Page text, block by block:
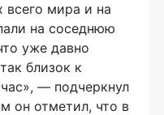
всего мира и на
на соседнюю
уже давно
близок к
— подчеркнул
он отметил, что в